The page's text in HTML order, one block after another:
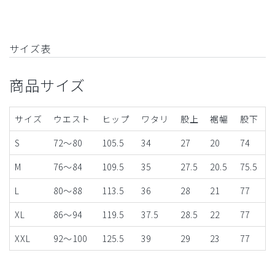
サイズ表
商品サイズ
サイズ ウエスト ヒップ ワタリ 股上 裾幅
股下
S
72～80 105.5 34 27 20
74
M
76～84 109.5 35 27.5 20.5
75.5
L
80～88 113.5 36 28 21
77
XL
86～94 119.5 37.5 28.5 22
77
XXL
92～100 125.5 39 29 23 77